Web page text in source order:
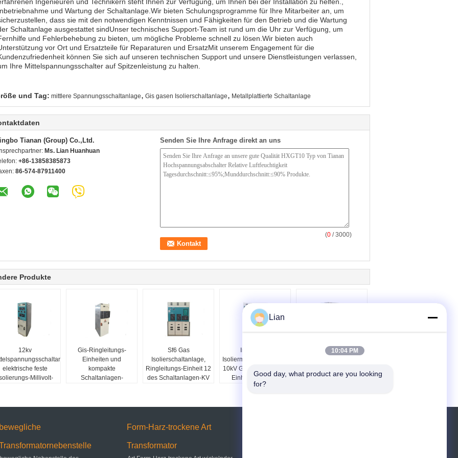
und Wartung der Schaltanlage.Wir bieten Schulungsprogramme für Ihre Mitarbeiter an, um
dass sie mit den notwendigen Kenntnissen und Fähigkeiten für den Betrieb und die Wartung
Schaltanlage ausgestattet sindUnser technisches Support-Team ist rund um die Uhr zur Verfügung, um
und Fehlerbehebung zu bieten, um mögliche Probleme schnell zu lösen.Wir bieten auch
vor Ort und Ersatzteile für Reparaturen und ErsatzMit unserem Engagement für die
können Sie sich auf unseren technischen Support und unsere Dienstleistungen verlassen,
Ihre Mittelspannungsschalter auf Spitzenleistung zu halten.
und Tag: mittlere Spannungsschaltanlage, Gis gasen Isolierschaltanlage, Metallplattierte Schaltanlage
Tianan (Group) Co.,Ltd.
Ms. Lian Huanhuan
+86-13858385873
86-574-87911400
Senden Sie Ihre Anfrage direkt an uns
(0 / 3000)
Produkte
12kv
elektrische feste
Millivolt-
Gis-Ringleitungs-
Einheiten und
kompakte
Schaltanlagen-
gekapselt
Sf6 Gas
Isolierschaltanlage,
Ringleitungs-Einheit 12
des Schaltanlagen-KV
Innengas -
Isoliermittelspannungsschaltanlage
10kV GIS Ringleitungs-
Einheits-Kabinett
Gekapselte Gis-
automatischer Schnitt -
bewegliche Form-Harz-trockene Art
Transformator
Lian
10:04 PM
Good day, what product are you looking
for?